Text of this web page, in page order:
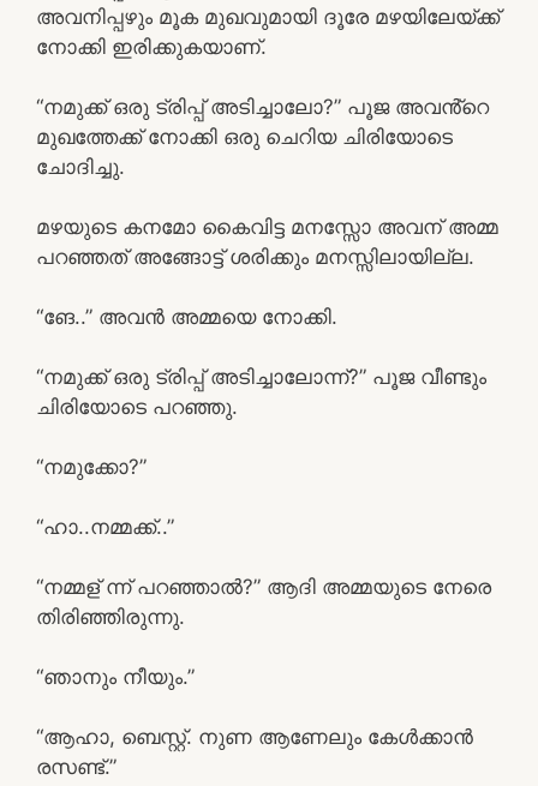
അവനിപ്പഴും മൂക മുഖവുമായി ദൂരേ മഴയിലേയ്ക്ക്
നോക്കി ഇരിക്കുകയാണ്.
“നമുക്ക് ഒരു ട്രിപ്പ് അടിച്ചാലോ?” പൂജ അവൻ്റെ
മുഖത്തേക്ക് നോക്കി ഒരു ചെറിയ ചിരിയോടെ
ചോദിച്ചു.
മഴയുടെ കനമോ കൈവിട്ട മനസ്സോ അവന് അമ്മ
പറഞ്ഞത് അങ്ങോട്ട് ശരിക്കും മനസ്സിലായില്ല.
“ങേ..” അവൻ അമ്മയെ നോക്കി.
“നമുക്ക് ഒരു ട്രിപ്പ് അടിച്ചാലോന്ന്?” പൂജ വീണ്ടും
ചിരിയോടെ പറഞ്ഞു.
“നമുക്കോ?”
“ഹാ..നമ്മക്ക്..”
“നമ്മള് ന്ന് പറഞ്ഞാൽ?” ആദി അമ്മയുടെ നേരെ
തിരിഞ്ഞിരുന്നു.
“ഞാനും നീയും.”
“ആഹാ, ബെസ്റ്റ്. നുണ ആണേലും കേൾക്കാൻ
രസണ്ട്.”